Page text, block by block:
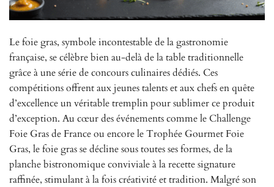
Le foie gras, symbole incontestable de la gastronomie
française, se célèbre bien au-delà de la table traditionnelle
grâce à une série de concours culinaires dédiés. Ces
compétitions offrent aux jeunes talents et aux chefs en quête
d’excellence un véritable tremplin pour sublimer ce produit
d’exception. Au cœur des événements comme le Challenge
Foie Gras de France ou encore le Trophée Gourmet Foie
Gras, le foie gras se décline sous toutes ses formes, de la
planche bistronomique conviviale à la recette signature
raffinée, stimulant à la fois créativité et tradition. Malgré son